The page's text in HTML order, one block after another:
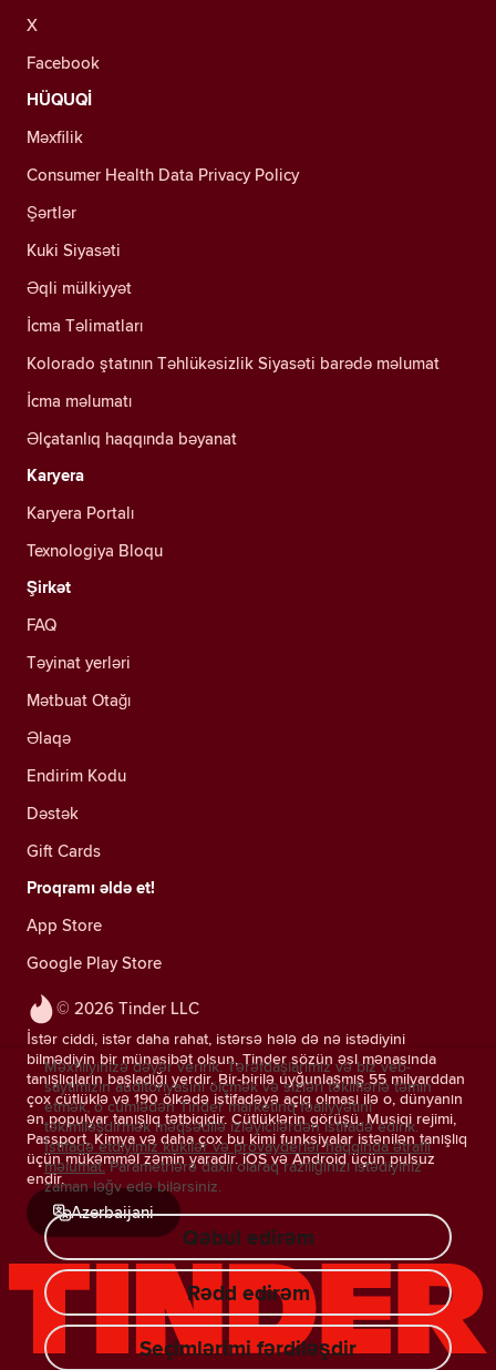
© 2026 Tinder LLC
İstər ciddi, istər daha rahat, istərsə hələ də nə istədiyini
bilmədiyin bir münasibət olsun, Tinder sözün əsl mənasında
tanışlıqların başladığı yerdir. Bir-birilə uyğunlaşmış 55 milyarddan
çox cütlüklə və 190 ölkədə istifadəyə açıq olması ilə o, dünyanın
ən populyar tanışlıq tətbiqidir. Cütlüklərin görüşü, Musiqi rejimi,
Passport, Kimya və daha çox bu kimi funksiyalar istənilən tanışlıq
üçün mükəmməl zəmin yaradır. iOS və Android üçün pulsuz
endir.
Azerbaijani
X
Facebook
HÜQUQİ
Məxfilik
Consumer Health Data Privacy Policy
Şərtlər
Kuki Siyasəti
Əqli mülkiyyət
İcma Təlimatları
Kolorado ştatının Təhlükəsizlik Siyasəti barədə məlumat
İcma məlumatı
Əlçatanlıq haqqında bəyanat
Karyera
Karyera Portalı
Texnologiya Bloqu
Şirkət
FAQ
Təyinat yerləri
Mətbuat Otağı
Əlaqə
Endirim Kodu
Dəstək
Gift Cards
Proqramı əldə et!
App Store
Google Play Store
Məxfiliyinizə dəyər veririk. Tərəfdaşlarımız və biz veb-
saytımızın auditoriyasını ölçmək və sizləri təkliflərlə təmin
etmək, o cümlədən Tinder marketinq fəaliyyətini
təkimlləşdirmək məqsədilə izləyicilərdən istifadə edirik.
İstifadə etdiyimiz kukilər və provayderlər haqqında ətraflı
məlumat. Parametrlərə daxil olaraq razılığınızı istədiyiniz
zaman ləğv edə bilərsiniz.
Qəbul edirəm
Rədd edirəm
Seçimlərimi fərdiləşdir